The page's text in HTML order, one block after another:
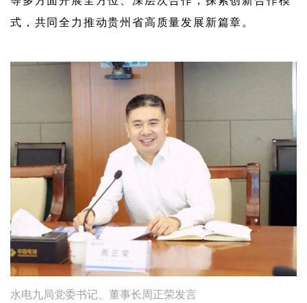
式，共同全力推动贵州省高质量发展新篇章。
水电九局党委书记、董事长周正荣发言